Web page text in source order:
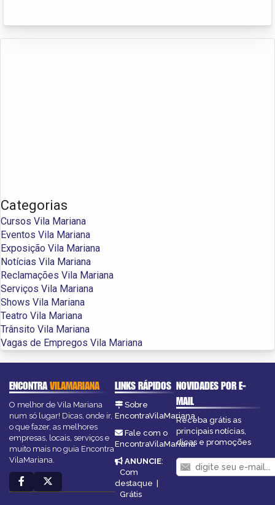
Categorias
Cursos Vila Mariana
Eventos Vila Mariana
Exposição Vila Mariana
Notícias Vila Mariana
Reclamações Vila Mariana
Serviços Vila Mariana
Shows Vila Mariana
Teatro Vila Mariana
Trânsito Vila Mariana
Vagas de Empregos Vila Mariana
ENCONTRAVILAMARIANA
O melhor de Vila Mariana
num só lugar! Dicas, onde ir,
o que fazer, as melhores
empresas, locais, serviços e
muito mais no guia Encontra
VilaMariana.
LINKS RÁPIDOS
Sobre
EncontraVilaMariana
Fale com o
EncontraVilaMariana
ANUNCIE:
Com
destaque |
Grátis
NOVIDADES POR E-
MAIL
Receba grátis as
principais notícias,
dicas e promoções